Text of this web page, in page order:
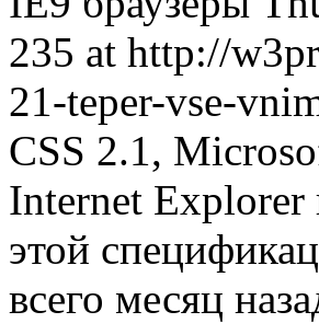
235 at http://
21-teper-vse-
CSS 2.1,
Internet Explorer
этой
всего месяц